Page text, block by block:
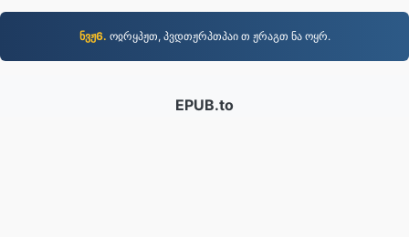
ნვჟ6. ოჲრყპჟთ, პვდთჟრპთპაი თ ჟრაგთ ნა ოყრ.
EPUB.to